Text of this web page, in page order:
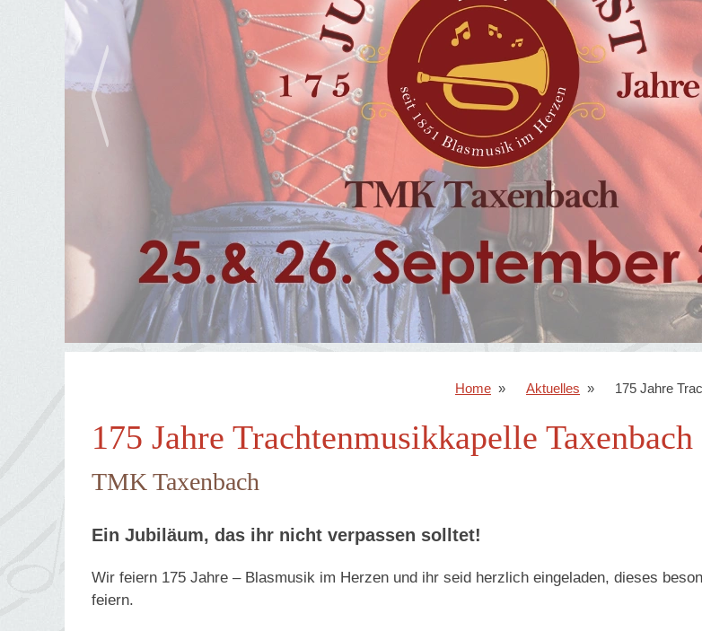
Home Aktuelles 175 Jahre
175 Jahre Trachtenmusikkapelle Taxenbach
TMK Taxenbach
Ein Jubiläum, das ihr nicht verpassen solltet!
Wir feiern 175 Jahre – Blasmusik im Herzen und ihr seid herzlich eingeladen, dieses
feiern.